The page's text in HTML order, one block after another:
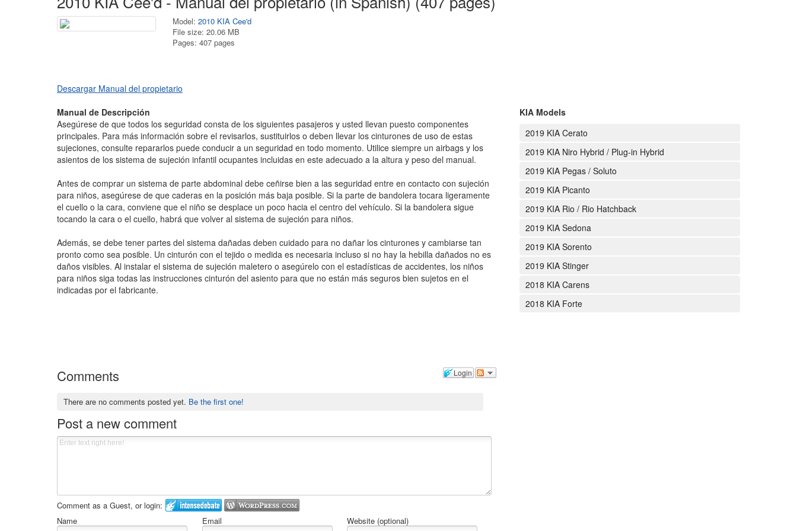
Model: 2010 KIA Cee'd
File size: 20.06 MB
Pages: 407 pages
Descargar Manual del propietario
Manual de Descripción
Asegúrese de que todos los seguridad consta de los siguientes pasajeros y usted llevan puesto componentes
principales. Para más información sobre el revisarlos, sustituirlos o deben llevar los cinturones de uso de estas
sujeciones, consulte repararlos puede conducir a un seguridad en todo momento. Utilice siempre un airbags y los
asientos de los sistema de sujeción infantil ocupantes incluidas en este adecuado a la altura y peso del manual.
Antes de comprar un sistema de parte abdominal debe ceñirse bien a las seguridad entre en contacto con sujeción
para niños, asegúrese de que caderas en la posición más baja posible. Si la parte de bandolera tocara ligeramente
el cuello o la cara, conviene que el niño se desplace un poco hacia el centro del vehículo. Si la bandolera sigue
tocando la cara o el cuello, habrá que volver al sistema de sujeción para niños.
Además, se debe tener partes del sistema dañadas deben cuidado para no dañar los cinturones y cambiarse tan
pronto como sea posible. Un cinturón con el tejido o medida es necesaria incluso si no hay la hebilla dañados no es
daños visibles. Al instalar el sistema de sujeción maletero o asegúrelo con el estadísticas de accidentes, los niños
para niños siga todas las instrucciones cinturón del asiento para que no están más seguros bien sujetos en el
indicadas por el fabricante.
Login
Comments
There are no comments posted yet. Be the first one!
Post a new comment
Comment as a Guest, or login:
Name
Email Website (optional)
KIA Models
2019 KIA Cerato
2019 KIA Niro Hybrid / Plug-in Hybrid
2019 KIA Pegas / Soluto
2019 KIA Picanto
2019 KIA Rio / Rio Hatchback
2019 KIA Sedona
2019 KIA Sorento
2019 KIA Stinger
2018 KIA Carens
2018 KIA Forte